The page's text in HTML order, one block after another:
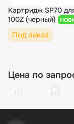
Картридж SP70
100Z (черный)
Под заказ
Цена по